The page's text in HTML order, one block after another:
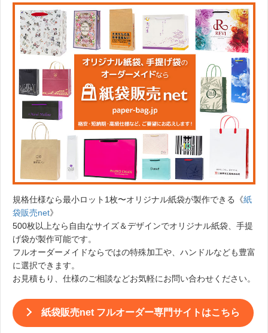
規格仕様なら最小ロット1枚〜オリジナル紙袋が製作できる《紙
袋販売net》
500枚以上なら自由なサイズ＆デザインでオリジナル紙袋、手提
げ袋が製作可能です。
フルオーダーメイドならではの特殊加工や、ハンドルなども豊富
に選択できます。
お見積もり、仕様のご相談などお気軽にお問い合わせください。
紙袋販売net フルオーダー専門サイトはこちら